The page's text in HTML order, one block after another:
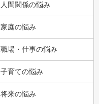
人間関係の悩み
家庭の悩み
職場・仕事の悩み
子育ての悩み
将来の悩み